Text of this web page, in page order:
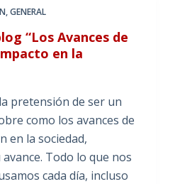
,GENERAL
“Los Avances de
en la
pretensión de ser un
como los avances de
en la sociedad,
Todo lo que nos
cada día, incluso